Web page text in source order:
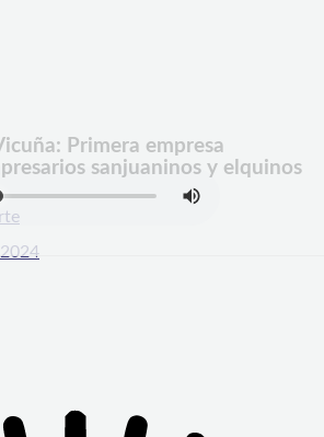
Primera empresa
sanjuaninos y elquinos